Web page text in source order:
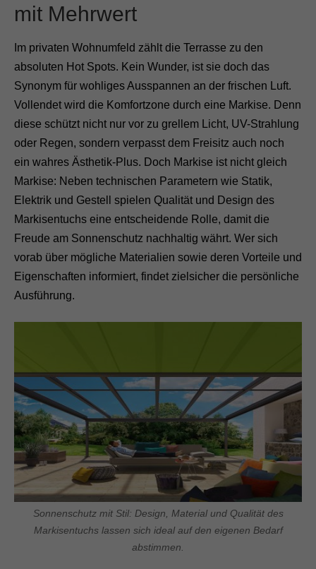
mit Mehrwert
Im privaten Wohnumfeld zählt die Terrasse zu den
absoluten Hot Spots. Kein Wunder, ist sie doch das
Synonym für wohliges Ausspannen an der frischen Luft.
Vollendet wird die Komfortzone durch eine Markise. Denn
diese schützt nicht nur vor zu grellem Licht, UV-Strahlung
oder Regen, sondern verpasst dem Freisitz auch noch
ein wahres Ästhetik-Plus. Doch Markise ist nicht gleich
Markise: Neben technischen Parametern wie Statik,
Elektrik und Gestell spielen Qualität und Design des
Markisentuchs eine entscheidende Rolle, damit die
Freude am Sonnenschutz nachhaltig währt. Wer sich
vorab über mögliche Materialien sowie deren Vorteile und
Eigenschaften informiert, findet zielsicher die persönliche
Ausführung.
Sonnenschutz mit Stil: Design, Material und Qualität des
Markisentuchs lassen sich ideal auf den eigenen Bedarf
abstimmen.